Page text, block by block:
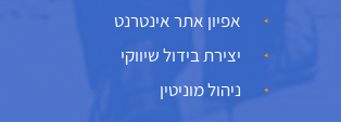
אפיון אתר אינטרנט
יצירת בידול שיווקי
ניהול מוניטין